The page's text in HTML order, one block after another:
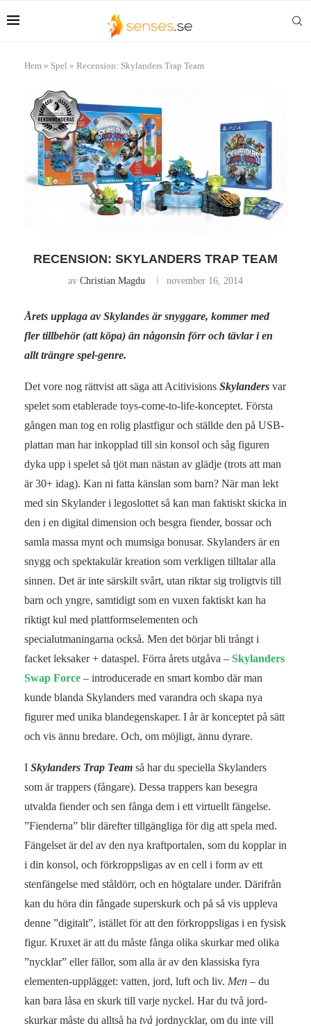
Hem » Spel » Recension: Skylanders Trap Team
RECENSION: SKYLANDERS TRAP TEAM
av Christian Magdu november 16, 2014
Årets upplaga av Skylandes är snyggare, kommer med
fler tillbehör (att köpa) än någonsin förr och tävlar i en
allt trängre spel-genre.
Det vore nog rättvist att säga att Acitivisions Skylanders var
spelet som etablerade toys-come-to-life-konceptet. Första
gången man tog en rolig plastfigur och ställde den på USB-
plattan man har inkopplad till sin konsol och såg figuren
dyka upp i spelet så tjöt man nästan av glädje (trots att man
är 30+ idag). Kan ni fatta känslan som barn? När man lekt
med sin Skylander i legoslottet så kan man faktiskt skicka in
den i en digital dimension och besgra fiender, bossar och
samla massa mynt och mumsiga bonusar. Skylanders är en
snygg och spektakulär kreation som verkligen tilltalar alla
sinnen. Det är inte särskilt svårt, utan riktar sig troligtvis till
barn och yngre, samtidigt som en vuxen faktiskt kan ha
riktigt kul med plattformselementen och
specialutmaningarna också. Men det börjar bli trångt i
facket leksaker + dataspel. Förra årets utgåva – Skylanders
Swap Force – introducerade en smart kombo där man
kunde blanda Skylanders med varandra och skapa nya
figurer med unika blandegenskaper. I år är konceptet på sätt
och vis ännu bredare. Och, om möjligt, ännu dyrare.
I Skylanders Trap Team så har du speciella Skylanders
som är trappers (fångare). Dessa trappers kan besegra
utvalda fiender och sen fånga dem i ett virtuellt fängelse.
”Fienderna” blir därefter tillgängliga för dig att spela med.
Fängelset är del av den nya kraftportalen, som du kopplar in
i din konsol, och förkroppsligas av en cell i form av ett
stenfängelse med ståldörr, och en högtalare under. Därifrån
kan du höra din fångade superskurk och på så vis uppleva
denne ”digitalt”, istället för att den förkroppsligas i en fysisk
figur. Kruxet är att du måste fånga olika skurkar med olika
”nycklar” eller fällor, som alla är av den klassiska fyra
elementen-upplägget: vatten, jord, luft och liv. Men – du
kan bara låsa en skurk till varje nyckel. Har du två jord-
skurkar måste du alltså ha två jordnycklar, om du inte vill